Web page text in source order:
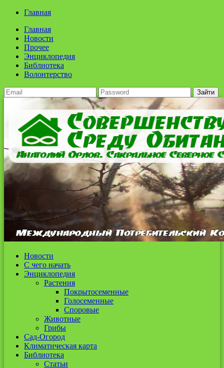
Главная
Главная
Новости
Прочее
Энциклопедия
Библиотека
Волонтерство
Зайти
Новости
С чего начать
Энциклопедия
Растения
Покрытосеменные
Голосеменные
Споровые
Животные
Грибы
Сад-Огород
Климатическая карта
Библиотека
Статьи